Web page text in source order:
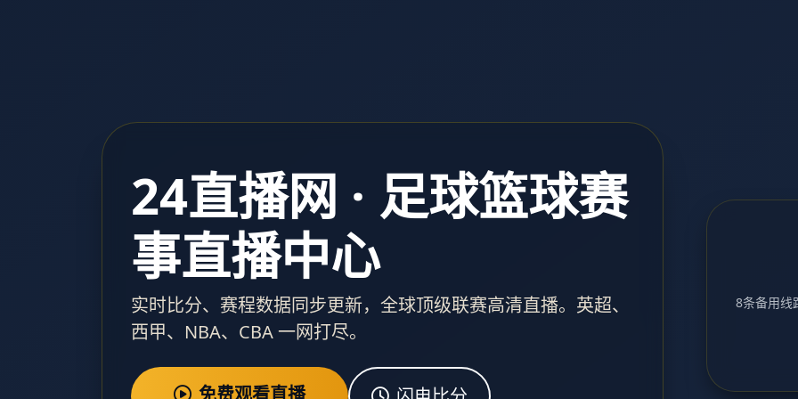
24直播网 · 足球篮球赛
事直播中心
实时比分、赛程数据同步更新，全球顶级联赛高清直播。英超、
西甲、NBA、CBA 一网打尽。
免费观看直播
8条备用线